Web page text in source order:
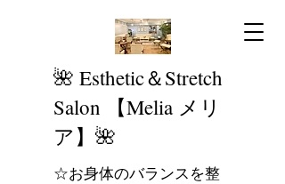
​🌺 Esthetic＆Stretch
Salon 【Melia メリ
ア】🌺
☆お身体のバランスを整